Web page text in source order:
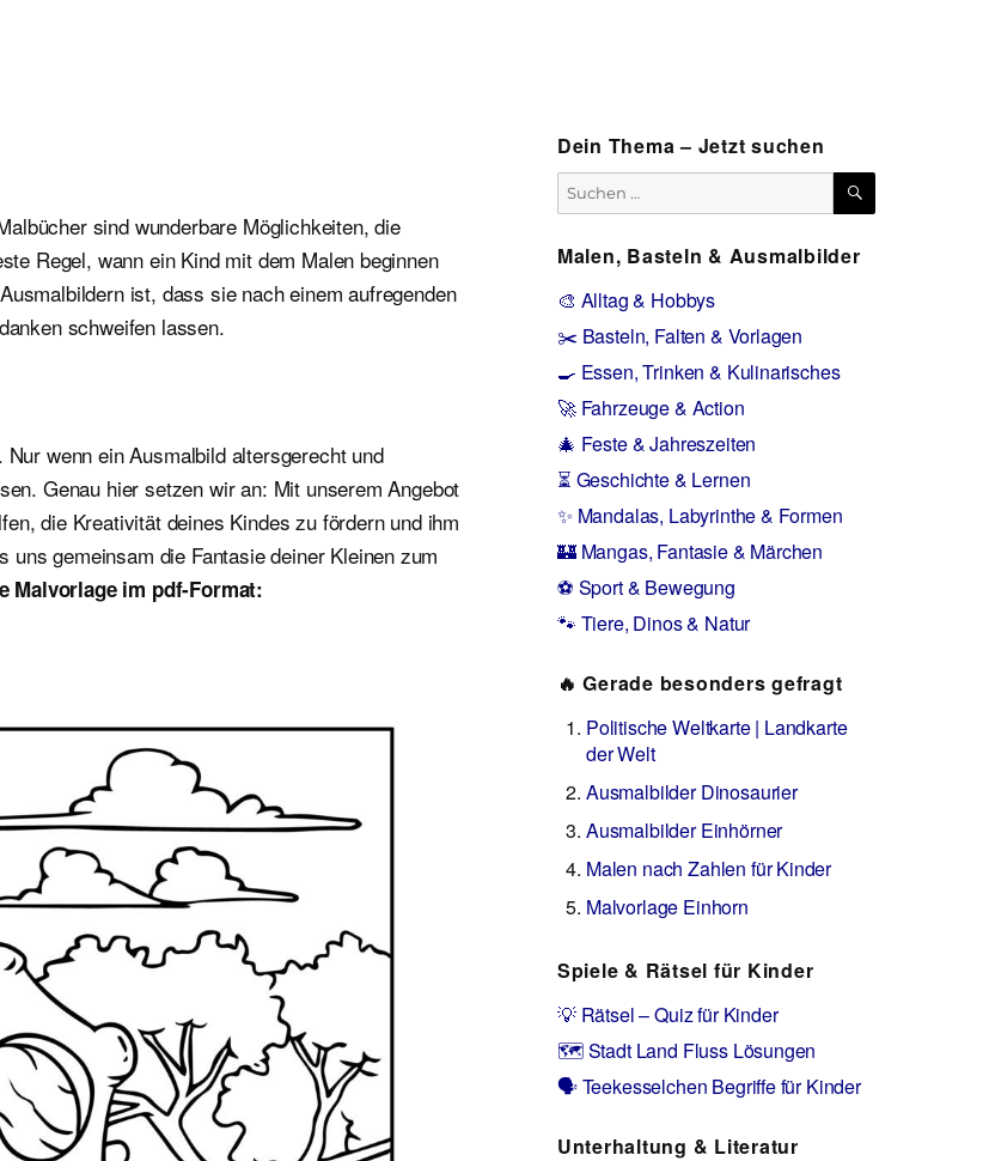
sind wunderbare Möglichkeiten, die
Regel, wann ein Kind mit dem Malen beginnen
ist, dass sie nach einem aufregenden
schweifen lassen.
wenn ein Ausmalbild altersgerecht und
Genau hier setzen wir an: Mit unserem Angebot
die Kreativität deines Kindes zu fördern und ihm
gemeinsam die Fantasie deiner Kleinen zum
Malvorlage im pdf-Format:
Dein Thema – Jetzt suchen
Suchen
nach:
SUCHEN
Malen, Basteln & Ausmalbilder
🎨 Alltag & Hobbys
✂️ Basteln, Falten & Vorlagen
🍳 Essen, Trinken & Kulinarisches
🚀 Fahrzeuge & Action
🎄 Feste & Jahreszeiten
⏳ Geschichte & Lernen
✨ Mandalas, Labyrinthe & Formen
🏰 Mangas, Fantasie & Märchen
⚽ Sport & Bewegung
🐾 Tiere, Dinos & Natur
🔥 Gerade besonders gefragt
Politische Weltkarte | Landkarte
der Welt
Ausmalbilder Dinosaurier
Ausmalbilder Einhörner
Malen nach Zahlen für Kinder
Malvorlage Einhorn
Spiele & Rätsel für Kinder
💡 Rätsel – Quiz für Kinder
🗺️ Stadt Land Fluss Lösungen
🗣️ Teekesselchen Begriffe für Kinder
Unterhaltung & Literatur